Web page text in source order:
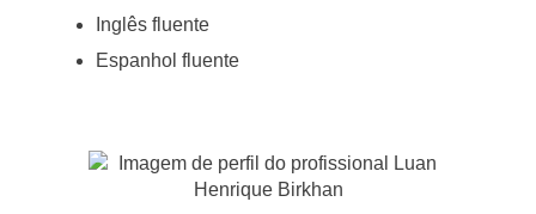
Inglês fluente
Espanhol fluente